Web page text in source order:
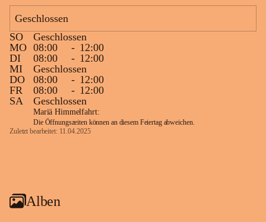
Geschlossen
SO
Geschlossen
MO 08:00 - 12:00
DI
08:00 - 12:00
MI
Geschlossen
DO
08:00 - 12:00
FR
08:00 - 12:00
SA
Geschlossen
Mariä Himmelfahrt:
Die Öffnungszeiten können an diesem Feiertag abweichen.
Zuletzt bearbeitet: 11.04.2025
Alben